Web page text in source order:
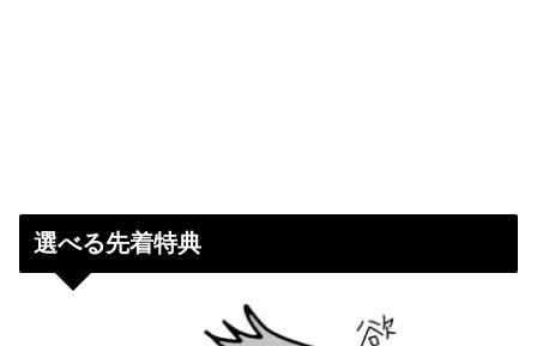
選べる先着特典